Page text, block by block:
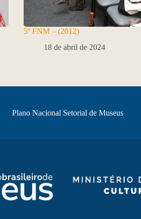
5º FNM – (2012)
18 de abril de 2024
Plano Nacional Setorial de Museus